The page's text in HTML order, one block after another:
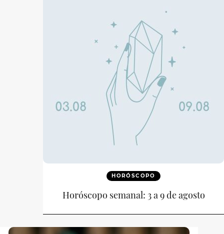
HORÓSCOPO
Horóscopo semanal: 3 a 9 de agosto